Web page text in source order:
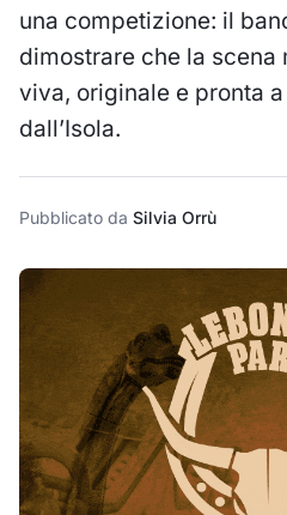
una competizione: il
dimostrare che la scena
viva, originale e pronta
dall’Isola.
Pubblicato da Silvia Orrù